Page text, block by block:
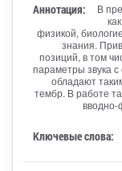
Аннотация:
В
физикой,
знания.
позиций, в том
параметры звука с
обладают
тембр. В работе
вводно-
Ключевые слова: